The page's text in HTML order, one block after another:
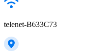
telenet-B633C73